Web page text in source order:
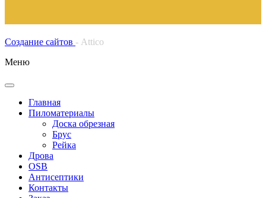
Создание сайтов - Attico
Меню
Главная
Пиломатериалы
Доска обрезная
Брус
Рейка
Дрова
OSB
Антисептики
Контакты